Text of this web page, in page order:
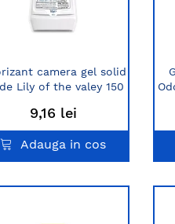
camera gel solid
Lily of the valey 150
9,16 lei
Adauga in cos